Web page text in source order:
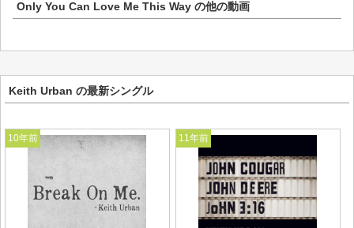
Only You Can Love Me This Way の他の動画
Keith Urban の最新シングル
10年前 11年前